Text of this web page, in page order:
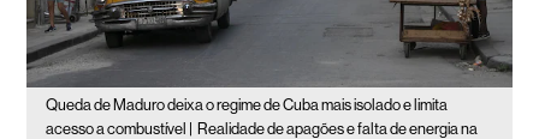
Queda de Maduro deixa o regime de Cuba mais isolado e limita
acesso a combustível |
Realidade de apagões e falta de energia na